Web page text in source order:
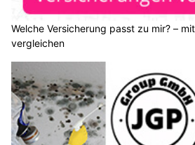
Welche Versicherung passt zu mir? –
vergleichen